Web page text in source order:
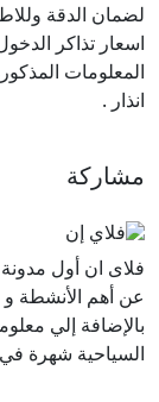
لضمان الدقة
اسعار تذاكر
المعلومات
انذار .
مشاركة
فلاى ان أول
عن أهم الأنشطة و
بالإضافة إلي
السياحية شهرة في